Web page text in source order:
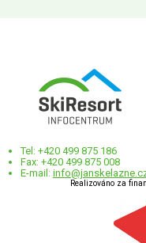
Tel: +420 499 875 186
Fax: +420 499 875 008
E-mail:
Realizováno za